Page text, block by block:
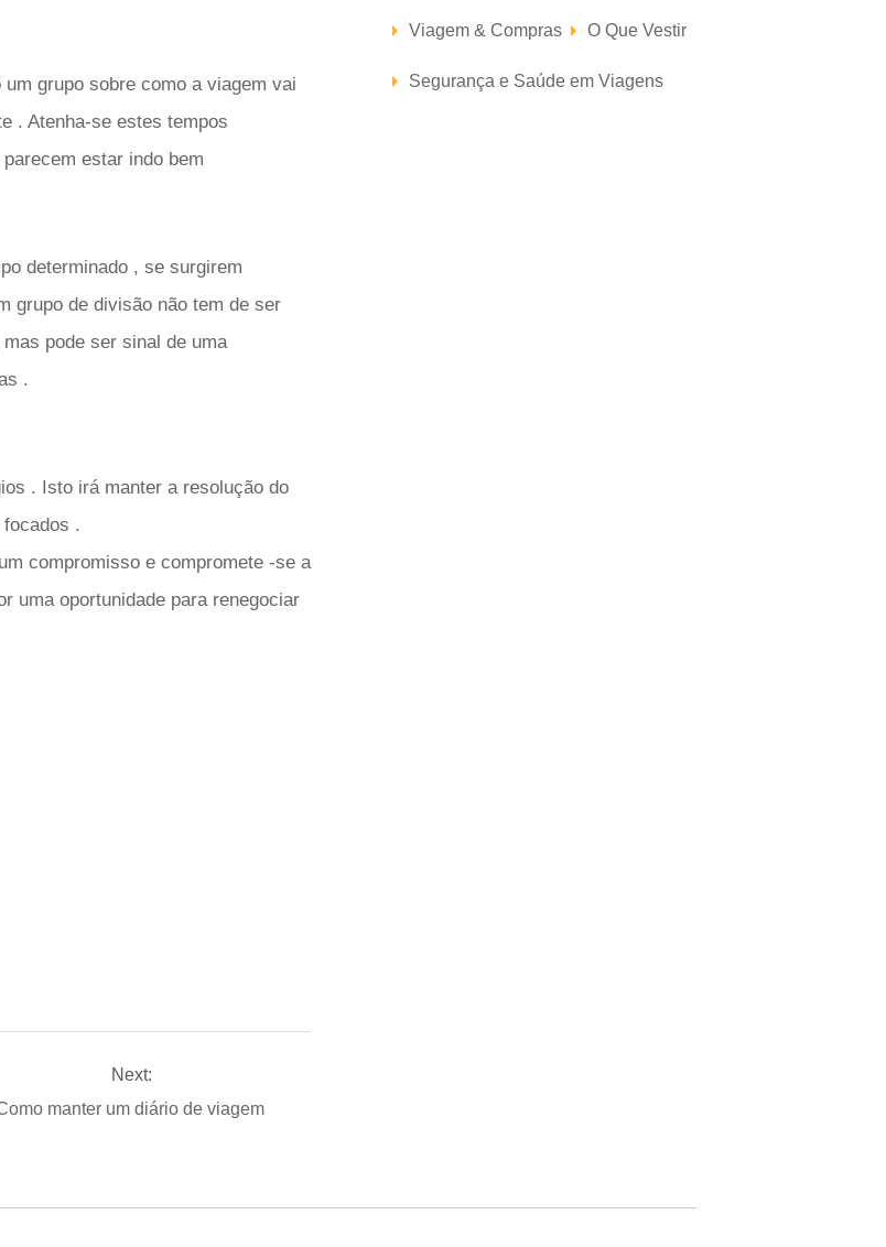
grupo sobre como a viagem vai
. Atenha-se estes tempos
estar indo bem
determinado , se surgirem
grupo de divisão não tem de ser
pode ser sinal de uma
.
. Isto irá manter a resolução do
.
compromisso e compromete -se a
uma oportunidade para renegociar
Next:
manter um diário de viagem
Viagem & Compras O Que Vestir
Segurança e Saúde em Viagens